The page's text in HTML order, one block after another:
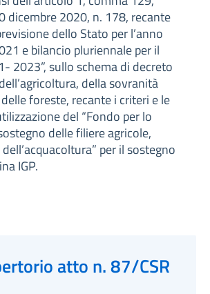
dicembre 2020, n. 178, recante
dello Stato per l’anno
e bilancio pluriennale per il
2023”, sullo schema di decreto
della sovranità
foreste, recante i criteri e le
del “Fondo per lo
delle filiere agricole,
per il sostegno
IGP.
atto n. 87/CSR